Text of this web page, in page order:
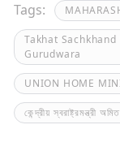
Tags:
Takhat
Gurudwara
UNION HOME
কেন্দ্রীয় স্বরাষ্ট্রমন্ত্রী